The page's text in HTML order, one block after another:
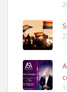
Ninfa perdida
El día 5 se los